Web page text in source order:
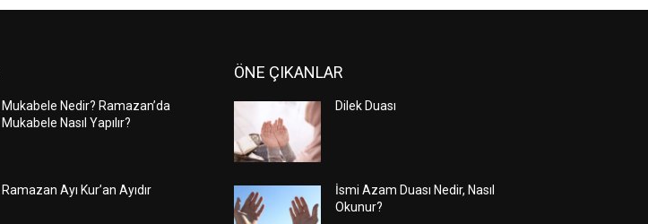
Mukabele Nedir? Ramazan’da
Mukabele Nasıl Yapılır?
Ramazan Ayı Kur’an Ayıdır
ÖNE ÇIKANLAR
Dilek Duası
İsmi Azam Duası Nedir, Nasıl
Okunur?